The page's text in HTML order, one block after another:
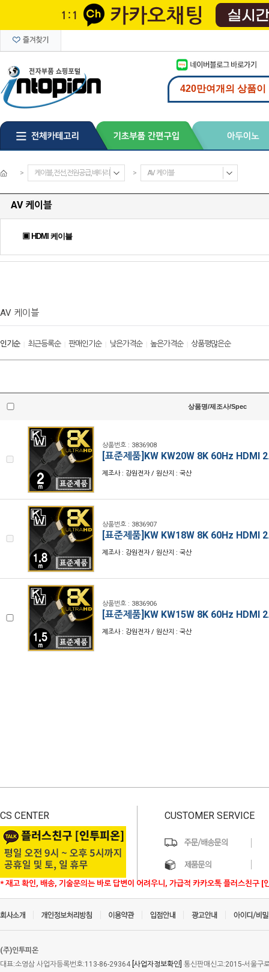
> 케이블,전선,전원공급,배터리 > AV 케이블
AV 케이블
▣ HDMI 케이블
AV 케이블
인기순| 최근등록순| 판매인기순| 낮은가격순| 높은가격순| 상품평많은순
상품명/제조사/Spec
상품번호 : 3836908
[표준제품]KW KW20W 8K 60Hz HDMI
제조사 : 강원전자 / 원산지 : 국산
상품번호 : 3836907
[표준제품]KW KW18W 8K 60Hz HDMI
제조사 : 강원전자 / 원산지 : 국산
상품번호 : 3836906
[표준제품]KW KW15W 8K 60Hz HDMI
제조사 : 강원전자 / 원산지 : 국산
CS CENTER
* 재고 확인, 배송, 기술문의는 바로 답변이 어려우니, 가급적 카카오톡 플러스친구 [
CUSTOMER SERVICE
(주)인투피온
대표:소영삼 사업자등록번호:113-86-29364 [사업자정보확인] 통신판매신고:2015-서울구